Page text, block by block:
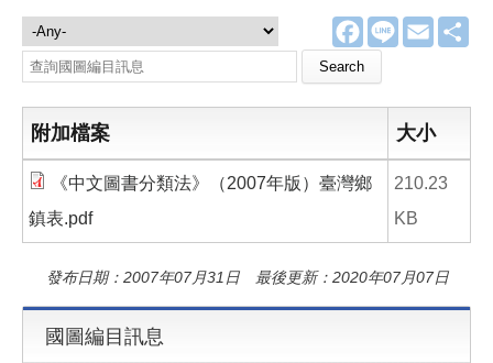
F
a
e
o
L
E
m
國圖編目訊息
Search this site
附加檔案 大小
《中文圖書分類法》（2007年版）臺灣鄉
鎮表.pdf
210.23
KB
發布日期：2007年07月31日 最後更新：2020年07月07日
國圖編目訊息